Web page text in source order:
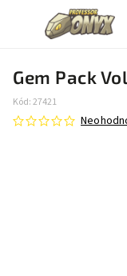
Gem Pack
Kód:27421